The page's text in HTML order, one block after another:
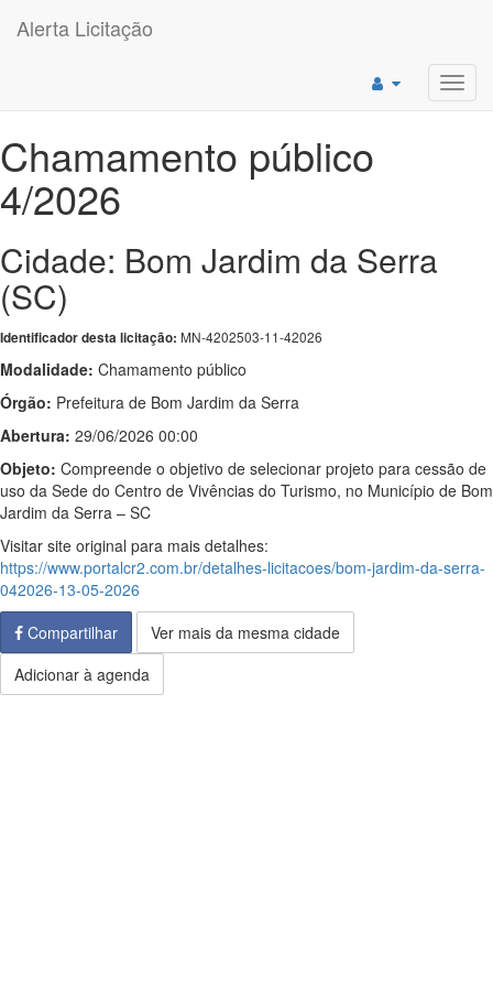
Alerta Licitação
Chamamento público
4/2026
Cidade: Bom Jardim da Serra
(SC)
Identificador desta licitação: MN-4202503-11-42026
Modalidade: Chamamento público
Órgão: Prefeitura de Bom Jardim da Serra
Abertura: 29/06/2026 00:00
Objeto: Compreende o objetivo de selecionar projeto para cessão de
uso da Sede do Centro de Vivências do Turismo, no Município de Bom
Jardim da Serra – SC
Visitar site original para mais detalhes:
https://www.portalcr2.com.br/detalhes-licitacoes/bom-jardim-da-serra-
042026-13-05-2026
Compartilhar
Ver mais da mesma cidade
Adicionar à agenda